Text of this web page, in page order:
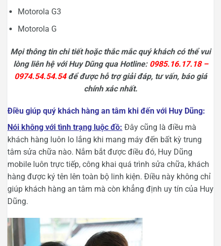
Motorola G3
Motorola G
Mọi thông tin chi tiết hoặc thắc mắc quý khách có thể vui
lòng liên hệ với Huy Dũng qua Hotline: 0985.16.17.18 –
0974.54.54.54để được hỗ trợ giải đáp, tư vấn, báo giá
chính xác nhất.
Điều giúp quý khách hàng an tâm khi đến với Huy Dũng:
Nói không với tình trạng luộc đồ: Đây cũng là điều mà
khách hàng luôn lo lắng khi mang máy đến bất kỳ trung
tâm sửa chữa nào. Nắm bắt được điều đó, Huy Dũng
mobile luôn trực tiếp, công khai quá trình sửa chữa, khách
hàng được ký tên lên toàn bộ linh kiện. Điều này không chỉ
giúp khách hàng an tâm mà còn khẳng định uy tín của Huy
Dũng.